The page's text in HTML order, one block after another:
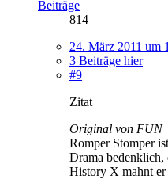
Beiträge
814
24. März 2011 um
3 Beiträge hier
#9
Zitat
Original von FUN
Romper Stomper
Drama bedenklich,
History X mahnt